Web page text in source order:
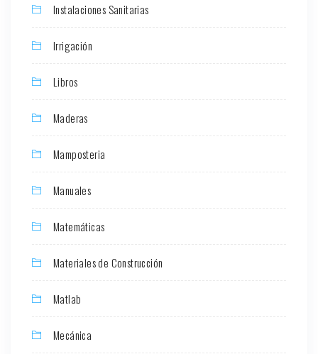
Instalaciones Sanitarias
Irrigación
Libros
Maderas
Mamposteria
Manuales
Matemáticas
Materiales de Construcción
Matlab
Mecánica